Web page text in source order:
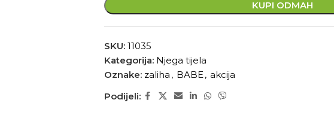
KUPI ODMAH
SKU: 11035
Kategorija: Njega tijela
Oznake: zaliha , BABE, akcija
Podijeli: